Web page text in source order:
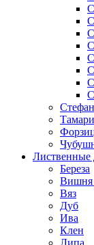
Лиственные
Береза
Вишня
Вяз
Дуб
Ива
Клен
Липа